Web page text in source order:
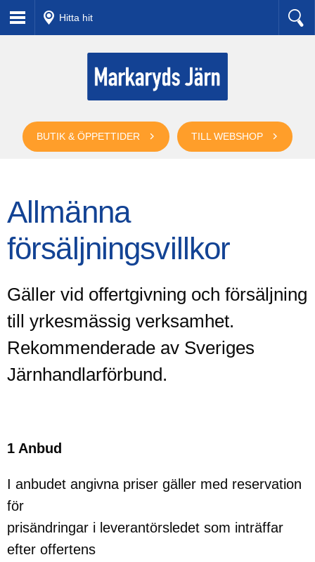
Hitta hit
BUTIK & ÖPPETTIDER TILL WEBSHOP
Allmänna
försäljningsvillkor
Gäller vid offertgivning och försäljning
till yrkesmässig verksamhet.
Rekommenderade av Sveriges
Järnhandlarförbund.
1 Anbud
I anbudet angivna priser gäller med reservation
för
prisändringar i leverantörsledet som inträffar
efter offertens